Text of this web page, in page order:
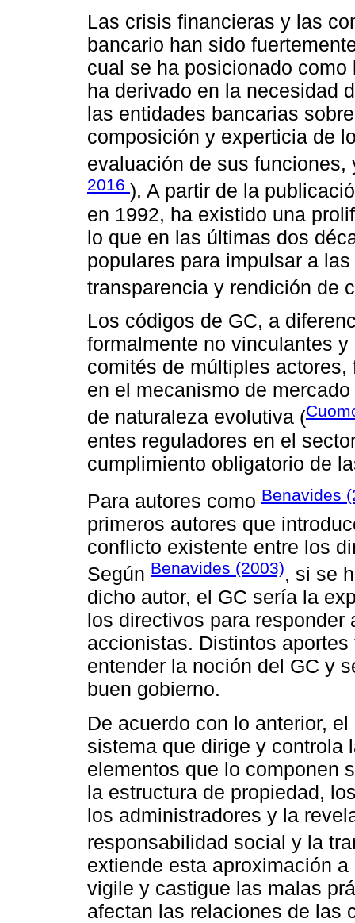
Las crisis financieras y las
bancario han sido
cual se ha posicionado
ha derivado en la necesidad
las entidades bancarias
composición y experticia de
evaluación de sus funciones,
2016 ). A partir de la
en 1992, ha existido una
lo que en las últimas dos
populares para impulsar a
transparencia y rendición de
Los códigos de GC, a
formalmente no vinculantes
comités de múltiples
en el mecanismo de
de naturaleza evolutiva (
entes reguladores en el
cumplimiento obligatorio de
Para autores como Benavides
primeros autores que
conflicto existente entre los
Según Benavides (2003), si se
dicho autor, el GC sería la
los directivos para responder
accionistas. Distintos
entender la noción del GC y
buen gobierno.
De acuerdo con lo anterior,
sistema que dirige y controla
elementos que lo componen
la estructura de propiedad,
los administradores y la
responsabilidad social y la
extiende esta aproximación
vigile y castigue las malas
afectan las relaciones de las